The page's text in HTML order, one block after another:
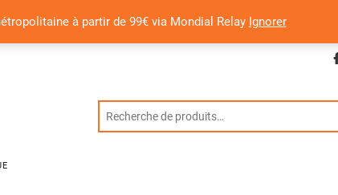
à partir de 99€ via Mondial Relay Ignorer